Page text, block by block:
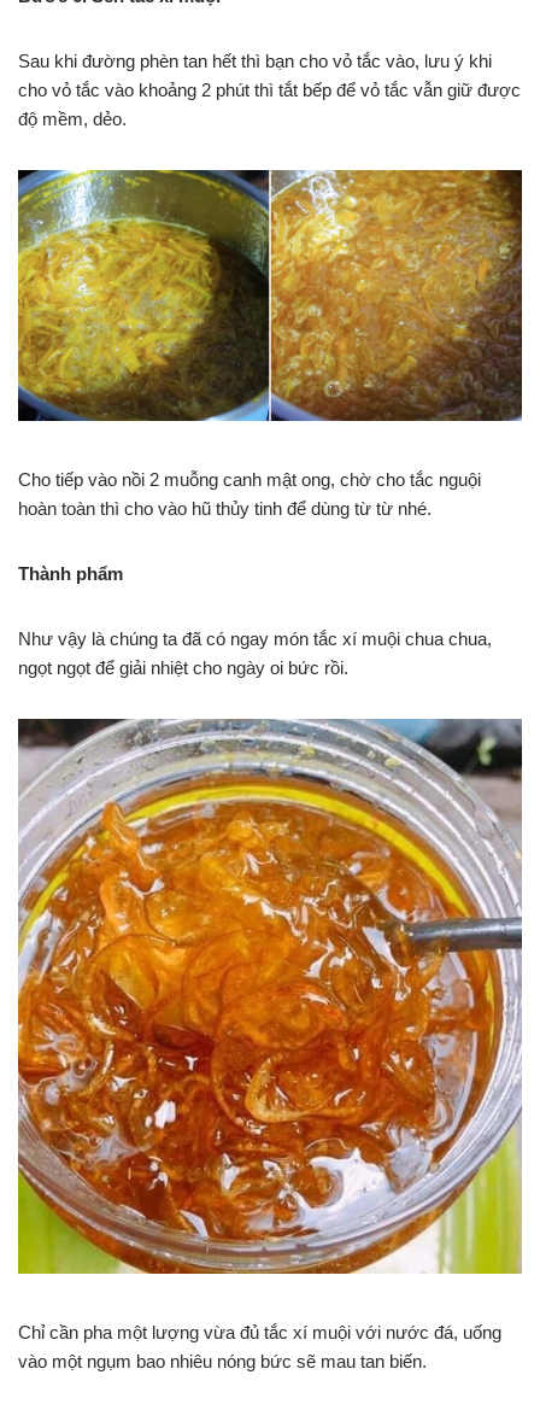
Sau khi đường phèn tan hết thì bạn cho vỏ tắc vào, lưu ý khi
cho vỏ tắc vào khoảng 2 phút thì tắt bếp để vỏ tắc vẫn giữ được
độ mềm, dẻo.
Cho tiếp vào nồi 2 muỗng canh mật ong, chờ cho tắc nguội
hoàn toàn thì cho vào hũ thủy tinh để dùng từ từ nhé.
Thành phẩm
Như vậy là chúng ta đã có ngay món tắc xí muội chua chua,
ngọt ngọt để giải nhiệt cho ngày oi bức rồi.
Chỉ cần pha một lượng vừa đủ tắc xí muội với nước đá, uống
vào một ngụm bao nhiêu nóng bức sẽ mau tan biến.